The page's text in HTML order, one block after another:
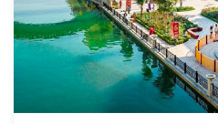
北越雙龍灣、峴港巴
道、美托生態